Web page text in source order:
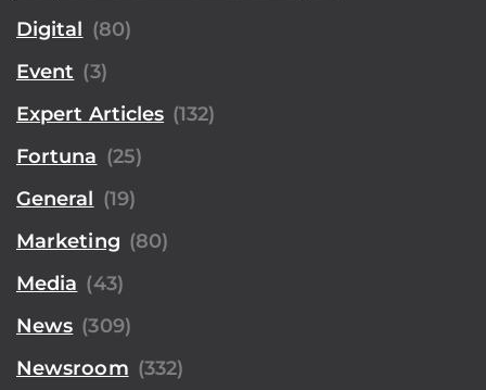
Digital (80)
Event (3)
Expert Articles (132)
Fortuna (25)
General (19)
Marketing (80)
Media (43)
News (309)
Newsroom (332)